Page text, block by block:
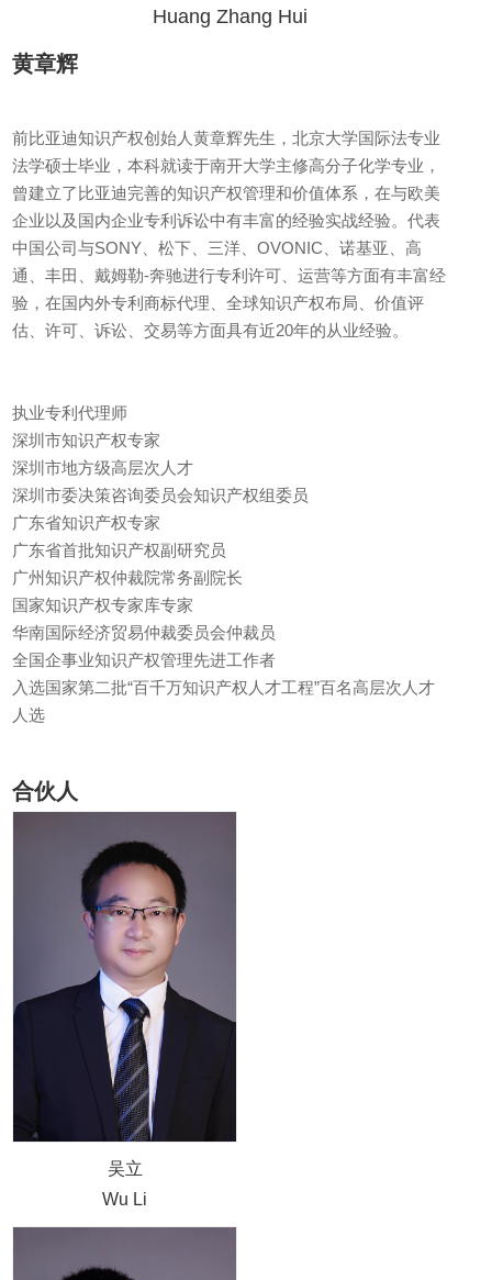
Huang Zhang Hui
黄章辉
前比亚迪知识产权创始人黄章辉先生，北京大学国际法专业
法学硕士毕业，本科就读于南开大学主修高分子化学专业，
曾建立了比亚迪完善的知识产权管理和价值体系，在与欧美
企业以及国内企业专利诉讼中有丰富的经验实战经验。代表
中国公司与SONY、松下、三洋、OVONIC、诺基亚、高
通、丰田、戴姆勒-奔驰进行专利许可、运营等方面有丰富经
验，在国内外专利商标代理、全球知识产权布局、价值评
估、许可、诉讼、交易等方面具有近20年的从业经验。
执业专利代理师
深圳市知识产权专家
深圳市地方级高层次人才
深圳市委决策咨询委员会知识产权组委员
广东省知识产权专家
广东省首批知识产权副研究员
广州知识产权仲裁院常务副院长
国家知识产权专家库专家
华南国际经济贸易仲裁委员会仲裁员
全国企事业知识产权管理先进工作者
入选国家第二批“百千万知识产权人才工程”百名高层次人才
人选
合伙人
吴立
Wu Li